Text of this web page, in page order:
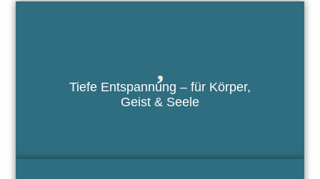
Tiefe Entspannung – für Körper,
Geist & Seele